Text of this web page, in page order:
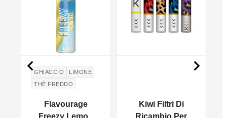
GHIACCIO
LIMONE
THÈ FREDDO
Flavourage
Freezy Lemon
Kiwi Filtri Di
Ricambio Per
 